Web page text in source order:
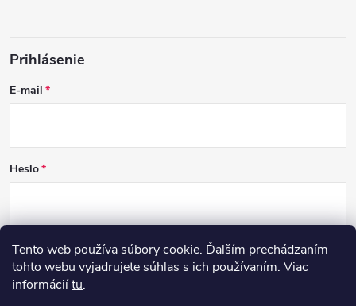
Tento web používa súbory cookie. Ďalším prechádzaním
tohto webu vyjadrujete súhlas s ich používaním. Viac
informáciítu.
Prihlásenie
E-mail
Heslo
PRIHLÁSIŤ SA